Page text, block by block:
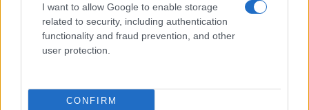
I want to allow Google to enable storage
related to security, including authentication
functionality and fraud prevention, and other
user protection.
CONFIRM
Κορωπί: Φωτιά στα Δρίγγια – Ήχησε το 112, στη
μάχη έξι εναέρια μέσα
5/08/2026 - 2:25μμ